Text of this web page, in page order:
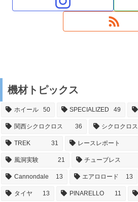
機材トピックス
ホイール 50 SPECIALIZED 49
関西シクロクロス 36 シクロクロス
TREK 31 レースレポート
風洞実験 21 チューブレス
Cannondale 13 エアロロード 13
タイヤ 13 PINARELLO 11